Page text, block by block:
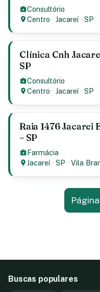
Consultório
Centro ·Jacareí ·SP
Clínica Cnh
SP
Consultório
Centro ·Jacareí ·SP
Raia 1476 Jacarei
– SP
Farmácia
Jacareí ·SP ·Vila
Página
Buscas populares